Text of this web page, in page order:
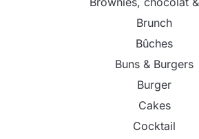
Brunch
Bûches
Buns & Burgers
Burger
Cakes
Cocktail